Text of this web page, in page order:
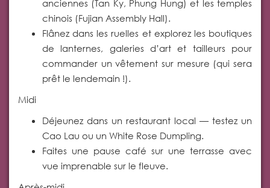
anciennes (Tan Ky, Phung Hung) et les temples
chinois (Fujian Assembly Hall).
Flânez dans les ruelles et explorez les boutiques
de lanternes, galeries d’art et tailleurs pour
commander un vêtement sur mesure (qui sera
prêt le lendemain !).
Midi
Déjeunez dans un restaurant local — testez un
Cao Lau ou un White Rose Dumpling.
Faites une pause café sur une terrasse avec
vue imprenable sur le fleuve.